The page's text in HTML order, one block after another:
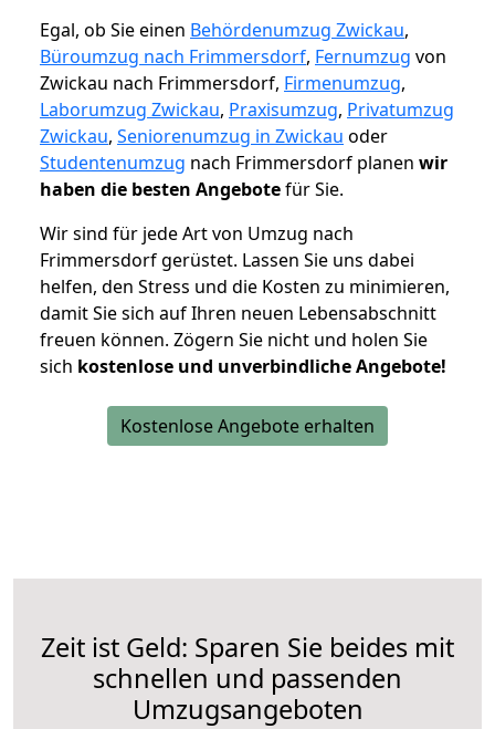
Egal, ob Sie einen Behördenumzug Zwickau,
Büroumzug nach Frimmersdorf, Fernumzug von
Zwickau nach Frimmersdorf, Firmenumzug,
Laborumzug Zwickau, Praxisumzug, Privatumzug
Zwickau, Seniorenumzug in Zwickau oder
Studentenumzug nach Frimmersdorf planen wir
haben die besten Angebotefür Sie.
Wir sind für jede Art von Umzug nach
Frimmersdorf gerüstet. Lassen Sie uns dabei
helfen, den Stress und die Kosten zu minimieren,
damit Sie sich auf Ihren neuen Lebensabschnitt
freuen können. Zögern Sie nicht und holen Sie
sich kostenlose und unverbindliche Angebote!
Kostenlose Angebote erhalten
Zeit ist Geld: Sparen Sie beides mit
schnellen und passenden
Umzugsangeboten